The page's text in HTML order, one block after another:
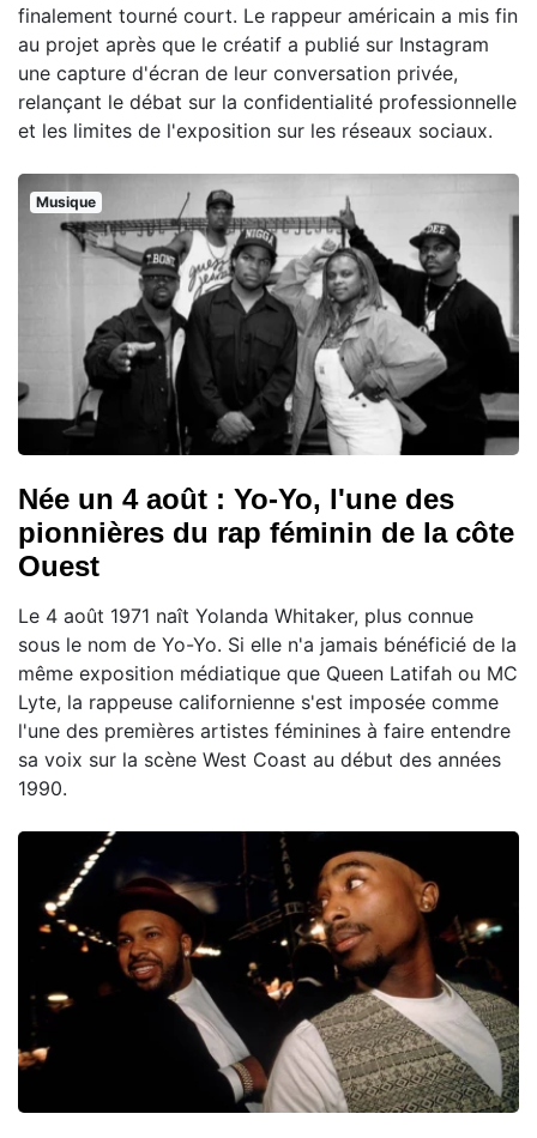
finalement tourné court. Le rappeur américain a mis fin
au projet après que le créatif a publié sur Instagram
une capture d'écran de leur conversation privée,
relançant le débat sur la confidentialité professionnelle
et les limites de l'exposition sur les réseaux sociaux.
Musique
Née un 4 août : Yo-Yo, l'une des
pionnières du rap féminin de la côte
Ouest
Le 4 août 1971 naît Yolanda Whitaker, plus connue
sous le nom de Yo-Yo. Si elle n'a jamais bénéficié de la
même exposition médiatique que Queen Latifah ou MC
Lyte, la rappeuse californienne s'est imposée comme
l'une des premières artistes féminines à faire entendre
sa voix sur la scène West Coast au début des années
1990.